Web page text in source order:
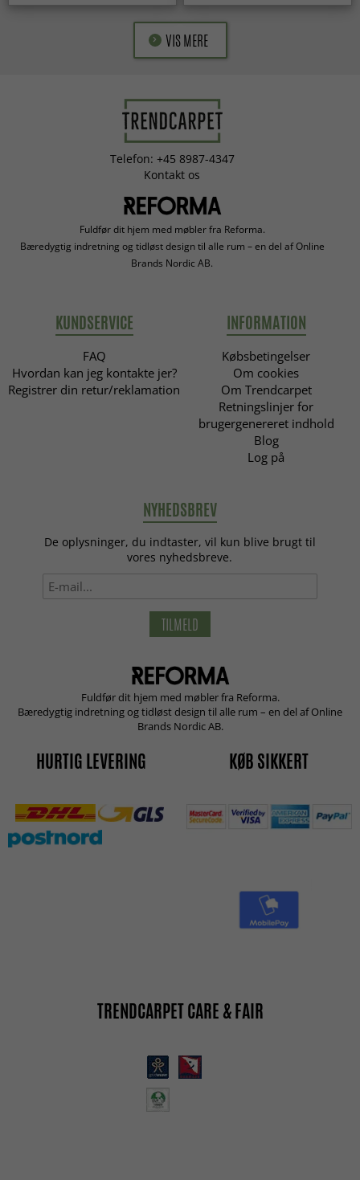
VIS MERE
Telefon: +45 8987-4347
Kontakt os
Fuldfør dit hjem med møbler fra Reforma.
Bæredygtig indretning og tidløst design til alle rum – en del af Online
Brands Nordic AB.
KUNDSERVICE
FAQ
Hvordan kan jeg kontakte jer?
Registrer din retur/reklamation
INFORMATION
Købsbetingelser
Om cookies
Om Trendcarpet
Retningslinjer for
brugergenereret indhold
Blog
Log på
NYHEDSBREV
De oplysninger, du indtaster, vil kun blive brugt til
vores nyhedsbreve.
TILMELD
Fuldfør dit hjem med møbler fra Reforma.
Bæredygtig indretning og tidløst design til alle rum – en del af Online
Brands Nordic AB.
HURTIG LEVERING KØB SIKKERT
TRENDCARPET CARE & FAIR